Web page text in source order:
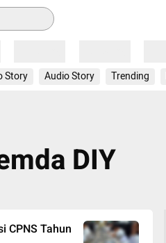
Story Audio Story Trending
DIY
CPNS Tahun